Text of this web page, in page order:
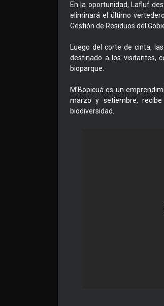
En la oportunidad, Lafluf
eliminará el último
Gestión de Residuos del
Luego del corte de cinta,
destinado a los visitantes,
bioparque.
M’Bopicuá es un
marzo y setiembre,
biodiversidad.